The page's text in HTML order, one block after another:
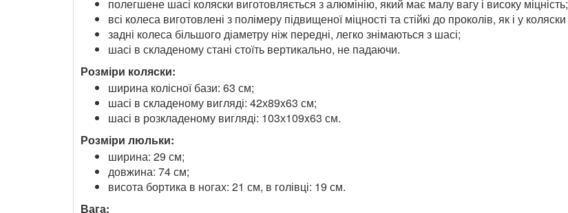
полегшене шасі коляски виготовляється з алюмінію, який має малу вагу і високу міцність;
всі колеса виготовлені з полімеру підвищеної міцності та стійкі до проколів, як і у коляски
зaдні колеса більшого діаметру ніж передні, легко знімаються з шасі;
шасі в складеному стані стоїть вертикально, не падаючи.
Розміри коляски:
ширина колісної бази: 63 см;
шасі в складеному вигляді: 42х89x63 см;
шасі в розкладеному вигляді: 103х109x63 см.
Розміри люльки:
ширина: 29 см;
довжина: 74 см;
висота бортика в ногах: 21 см, в голівці: 19 см.
Вага: